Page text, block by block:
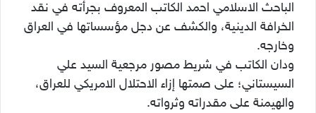
الباحث الاسلامي احمد الكاتب المعروف بجرأته في نقد
الخرافة الدينية، والكشف عن دجل مؤسساتها في العراق
وخارجه.
ودان الكاتب في شريط مصور مرجعية السيد علي
السيستاني؛ على صمتها إزاء الاحتلال الامريكي للعراق،
والهيمنة على مقدراته وثرواته.